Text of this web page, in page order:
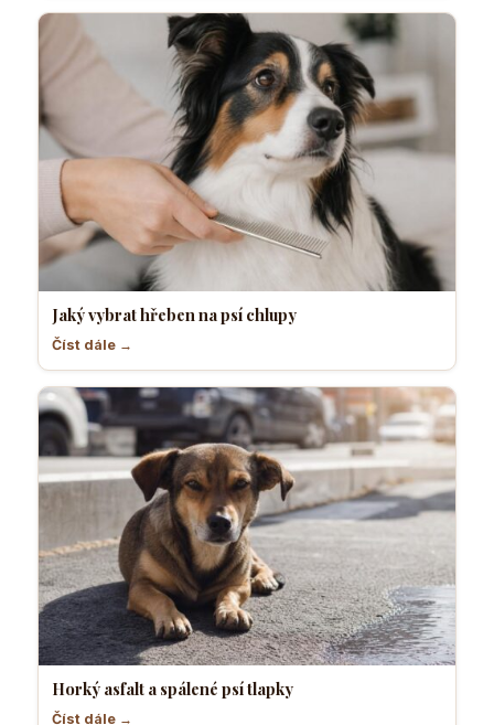
Jaký vybrat hřeben na psí chlupy
Číst dále →
Horký asfalt a spálené psí tlapky
Číst dále →